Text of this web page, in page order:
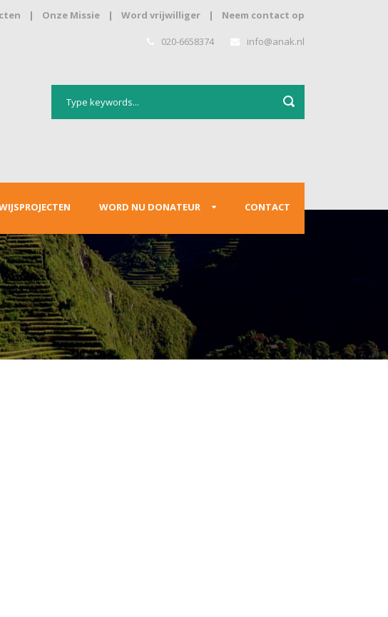
| Onze Missie | Word vrijwilliger | Neem contact op
020-6658374 info@anak.nl
WORD NU DONATEUR CONTACT